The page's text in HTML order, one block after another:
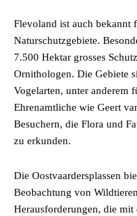
Flevoland ist auch bekannt
Naturschutzgebiete.
7.500 Hektar grosses
Ornithologen. Die Gebiete
Vogelarten, unter anderem
Ehrenamtliche wie Geert
Besuchern, die Flora und
zu erkunden.
Die Oostvaardersplassen
Beobachtung von
Herausforderungen, die mit